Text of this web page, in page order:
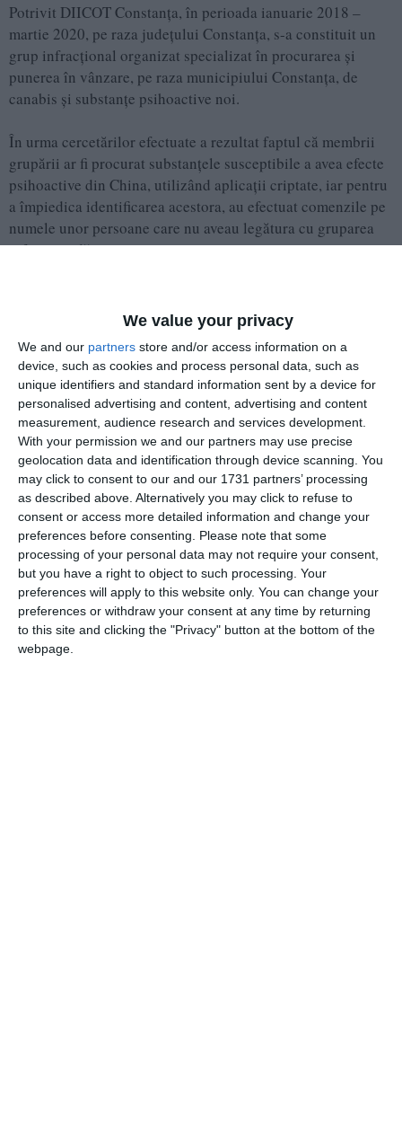
We value your privacy
We and our partners store and/or access information on a
device, such as cookies and process personal data, such as
unique identifiers and standard information sent by a device for
personalised advertising and content, advertising and content
measurement, audience research and services development.
With your permission we and our partners may use precise
geolocation data and identification through device scanning. You
may click to consent to our and our 1731 partners’ processing
as described above. Alternatively you may click to refuse to
consent or access more detailed information and change your
preferences before consenting. Please note that some
processing of your personal data may not require your consent,
but you have a right to object to such processing. Your
preferences will apply to this website only. You can change your
preferences or withdraw your consent at any time by returning
to this site and clicking the "Privacy" button at the bottom of the
webpage.
Potrivit DIICOT Constanța, în perioada ianuarie 2018 –
martie 2020, pe raza județului Constanța, s-a constituit un
grup infracțional organizat specializat în procurarea și
punerea în vânzare, pe raza municipiului Constanța, de
canabis și substanțe psihoactive noi.
În urma cercetărilor efectuate a rezultat faptul că membrii
grupării ar fi procurat substanțele susceptibile a avea efecte
psihoactive din China, utilizând aplicații criptate, iar pentru
a împiedica identificarea acestora, au efectuat comenzile pe
numele unor persoane care nu aveau legătura cu gruparea
infracțională.
Adaugă-ne ca sursă în Google
Urmărește-ne pe Google News
Urmărește-ne pe Whatsapp
Ti-a placut articolul?
COMENTARII